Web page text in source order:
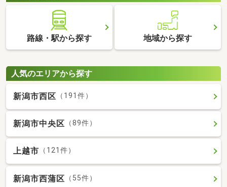
路線・駅から探す 地域から探す
人気のエリアから探す
新潟市西区 （191件）
新潟市中央区 （89件）
上越市 （121件）
新潟市西蒲区 （55件）